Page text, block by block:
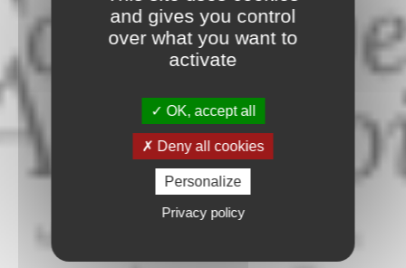
and gives you control
over what you want to
activate
OK, accept all
Deny all cookies
Personalize
Privacy policy